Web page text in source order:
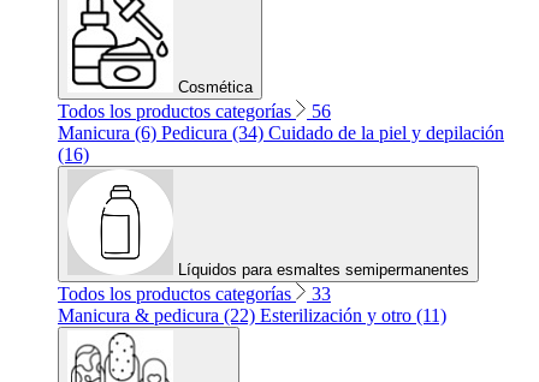
Cosmética
Todos los productos categorías
56
Manicura (6) Pedicura (34) Cuidado de la piel y depilación
(16)
Líquidos para esmaltes semipermanentes
Todos los productos categorías
33
Manicura & pedicura (22) Esterilización y otro (11)